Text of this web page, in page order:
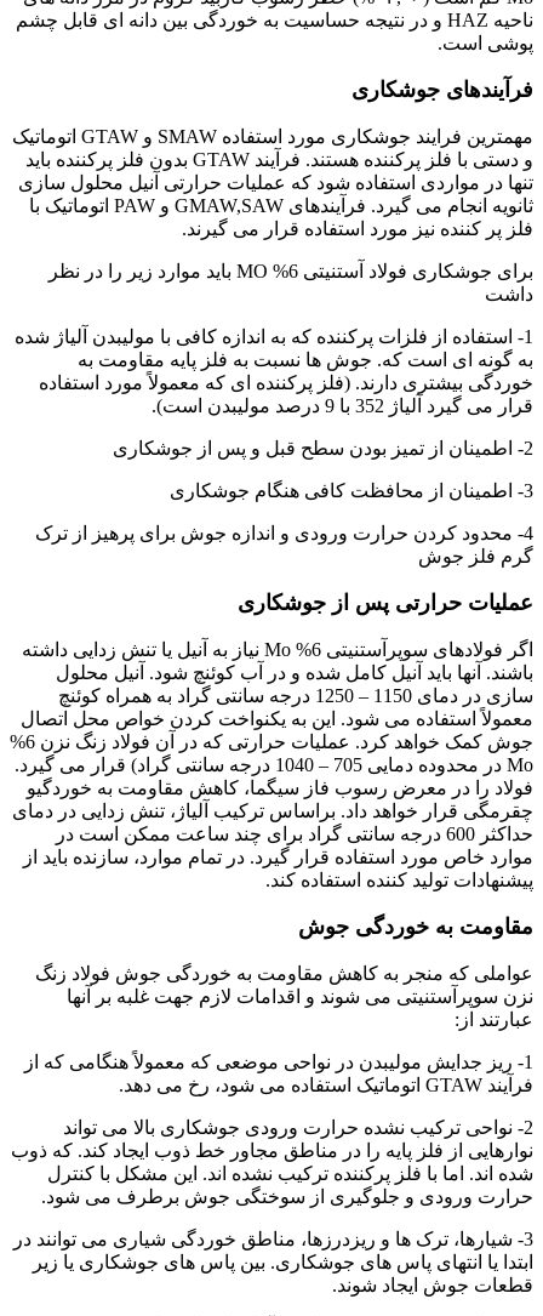
ناحیه HAZ و در نتیجه حساسیت به خوردگی بین دانه ای قابل چشم
پوشی است.
فرآیندهای جوشکاری
مهمترین فرایند جوشکاری مورد استفاده SMAW و GTAW اتوماتیک
و دستی با فلز پرکننده هستند. فرآیند GTAW بدون فلز پرکننده باید
تنها در مواردی استفاده شود که عملیات حرارتی آنیل محلول سازی
ثانویه انجام می گیرد. فرآیندهای GMAW,SAW و PAW اتوماتیک با
فلز پر کننده نیز مورد استفاده قرار می گیرند.
برای جوشکاری فولاد آستنیتی 6% MO باید موارد زیر را در نظر
داشت
1- استفاده از فلزات پرکننده که به اندازه کافی با مولیبدن آلیاژ شده
به گونه ای است که. جوش ها نسبت به فلز پایه مقاومت به
خوردگی بیشتری دارند. (فلز پرکننده ای که معمولاً مورد استفاده
قرار می گیرد آلیاژ 352 با 9 درصد مولیبدن است).
2- اطمینان از تمیز بودن سطح قبل و پس از جوشکاری
3- اطمینان از محافظت کافی هنگام جوشکاری
4- محدود کردن حرارت ورودی و اندازه جوش برای پرهیز از ترک
گرم فلز جوش
عملیات حرارتی پس از جوشکاری
اگر فولادهای سوپرآستنیتی 6% Mo نیاز به آنیل یا تنش زدایی داشته
باشند. آنها باید آنیل کامل شده و در آب کوئنچ شود. آنیل محلول
سازی در دمای 1150 – 1250 درجه سانتی گراد به همراه کوئنچ
معمولاً استفاده می شود. این به یکنواخت کردن خواص محل اتصال
جوش کمک خواهد کرد. عملیات حرارتی که در آن فولاد زنگ نزن 6%
Mo در محدوده دمایی 705 – 1040 درجه سانتی گراد) قرار می گیرد.
فولاد را در معرض رسوب فاز سیگما، کاهش مقاومت به خوردگیو
چقرمگی قرار خواهد داد. براساس ترکیب آلیاژ، تنش زدایی در دمای
حداکثر 600 درجه سانتی گراد برای چند ساعت ممکن است در
موارد خاص مورد استفاده قرار گیرد. در تمام موارد، سازنده باید از
پیشنهادات تولید کننده استفاده کند.
مقاومت به خوردگی جوش
عواملی که منجر به کاهش مقاومت به خوردگی جوش فولاد زنگ
نزن سوپرآستنیتی می شوند و اقدامات لازم جهت غلبه بر آنها
عبارتند از:
1- ریز جدایش مولیبدن در نواحی موضعی که معمولاً هنگامی که از
فرآیند GTAW اتوماتیک استفاده می شود، رخ می دهد.
2- نواحی ترکیب نشده حرارت ورودی جوشکاری بالا می تواند
نوارهایی از فلز پایه را در مناطق مجاور خط ذوب ایجاد کند. که ذوب
شده اند. اما با فلز پرکننده ترکیب نشده اند. این مشکل با کنترل
حرارت ورودی و جلوگیری از سوختگی جوش برطرف می شود.
3- شیارها، ترک ها و ریزدرزها، مناطق خوردگی شیاری می توانند در
ابتدا یا انتهای پاس های جوشکاری. بین پاس های جوشکاری یا زیر
قطعات جوش ایجاد شوند.